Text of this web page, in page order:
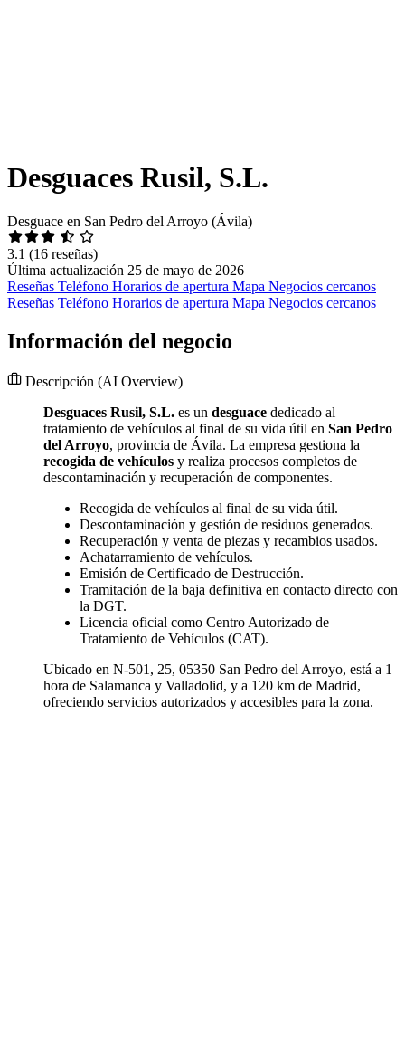
Desguaces Rusil, S.L.
Desguace en San Pedro del Arroyo (Ávila)
3.1 (16 reseñas)
Última actualización 25 de mayo de 2026
Reseñas Teléfono Horarios de apertura Mapa Negocios cercanos
Reseñas Teléfono Horarios de apertura Mapa Negocios cercanos
Información del negocio
Descripción (AI Overview)
Desguaces Rusil, S.L. es un desguace dedicado al
tratamiento de vehículos al final de su vida útil en San Pedro
del Arroyo, provincia de Ávila. La empresa gestiona la
recogida de vehículos y realiza procesos completos de
descontaminación y recuperación de componentes.
Recogida de vehículos al final de su vida útil.
Descontaminación y gestión de residuos generados.
Recuperación y venta de piezas y recambios usados.
Achatarramiento de vehículos.
Emisión de Certificado de Destrucción.
Tramitación de la baja definitiva en contacto directo con
la DGT.
Licencia oficial como Centro Autorizado de
Tratamiento de Vehículos (CAT).
Ubicado en N-501, 25, 05350 San Pedro del Arroyo, está a 1
hora de Salamanca y Valladolid, y a 120 km de Madrid,
ofreciendo servicios autorizados y accesibles para la zona.